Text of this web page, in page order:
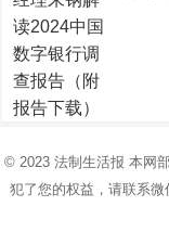
© 2023 法制生活报 本网
犯了您的权益，请联系